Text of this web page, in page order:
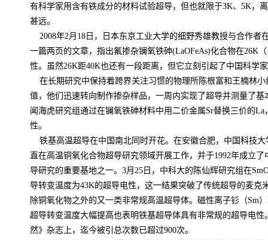
有科学家用含有铁成分的材料试验超导，但也就限于3K、 5K，离
甚远。
2008年2月 18 日，日本东京工业大学的细野秀雄教授与合作者
一篇两页的文章，指出氟掺杂镧氧铁砷(LaOFeAs)化合物在26K
性。虽然26K距40K也还有一段距离，但它立刻引起了中国科学
在长期研究中保持着跨界关注习惯的物理所陈根富和王楠林
值，他们迅速转向制作掺杂样品，一周内实现了超导并测量了
闻海虎研究组通过在镧氧铁砷材料中用二价金属Sr替换三价的La
性。
铁基高温超导在中国南北同时开花。在安徽合肥，中国科技大
直在高温铜氧化合物超导研究领域开展工作，并于1992年成立了
导研究的重要基地之一。 3月 25 日，中科大的陈仙辉研究组在
导转变温度为43K的超导电性，这一结果突破了传统超导的麦克
除铜氧化物之外的又一类非常规高温超导体。磁性离子钐（Sm
超导转变温度大幅提高也表明铁基超导体具有非常规的超导电
然》杂志上，迄今被引总次数已超过900次。